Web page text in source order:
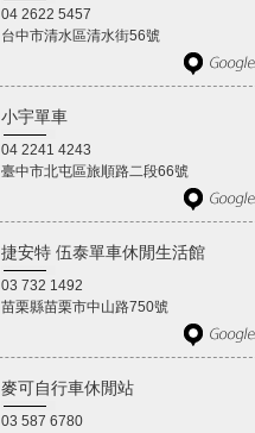
04 2622 5457
台中市清水區清水街56號
小宇單車
04 2241 4243
臺中市北屯區旅順路二段66號
捷安特 伍泰單車休閒生活館
03 732 1492
苗栗縣苗栗市中山路750號
麥可自行車休閒站
03 587 6780